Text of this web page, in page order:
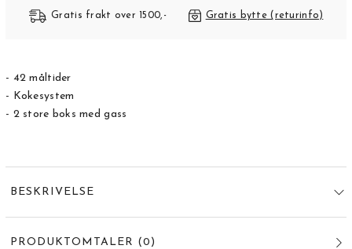
Gratis frakt over 1500,- Gratis bytte (returinfo)
- 42 måltider
- Kokesystem
- 2 store boks med gass
BESKRIVELSE
PRODUKTOMTALER (0 )